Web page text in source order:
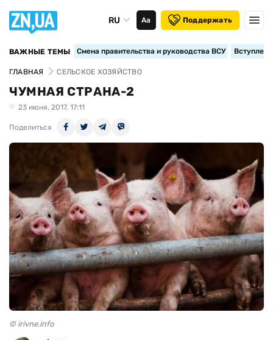
RU Аа Поддержать
ВАЖНЫЕ ТЕМЫ Смена правительства и руководства ВСУ
ГЛАВНАЯ СЕЛЬСКОЕ ХОЗЯЙСТВО
ЧУМНАЯ СТРАНА-2
23 июня, 2017, 17:11
Поделиться
© irivne.info